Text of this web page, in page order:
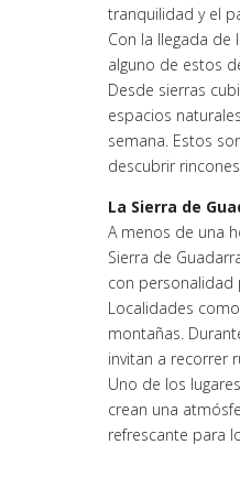
tranquilidad y el
Con la llegada de
alguno de estos
Desde sierras
espacios
semana. Estos
descubrir
La Sierra de
A menos de una
Sierra de
con personalidad
Localidades
montañas.
invitan a recorrer
Uno de los
crean una
refrescante para